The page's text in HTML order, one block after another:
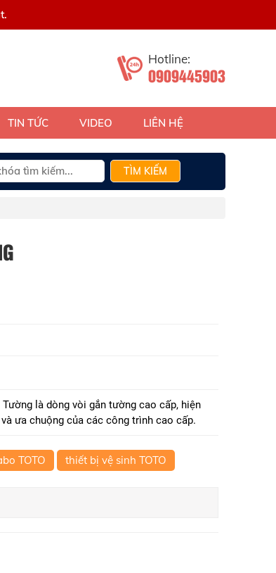
Hotline:
0909445903
TIN TỨC VIDEO LIÊN HỆ
TÌM KIẾM
Tường là dòng vòi gắn tường cao cấp, hiện
ưa chuộng của các công trình cao cấp.
TOTO thiết bị vệ sinh TOTO